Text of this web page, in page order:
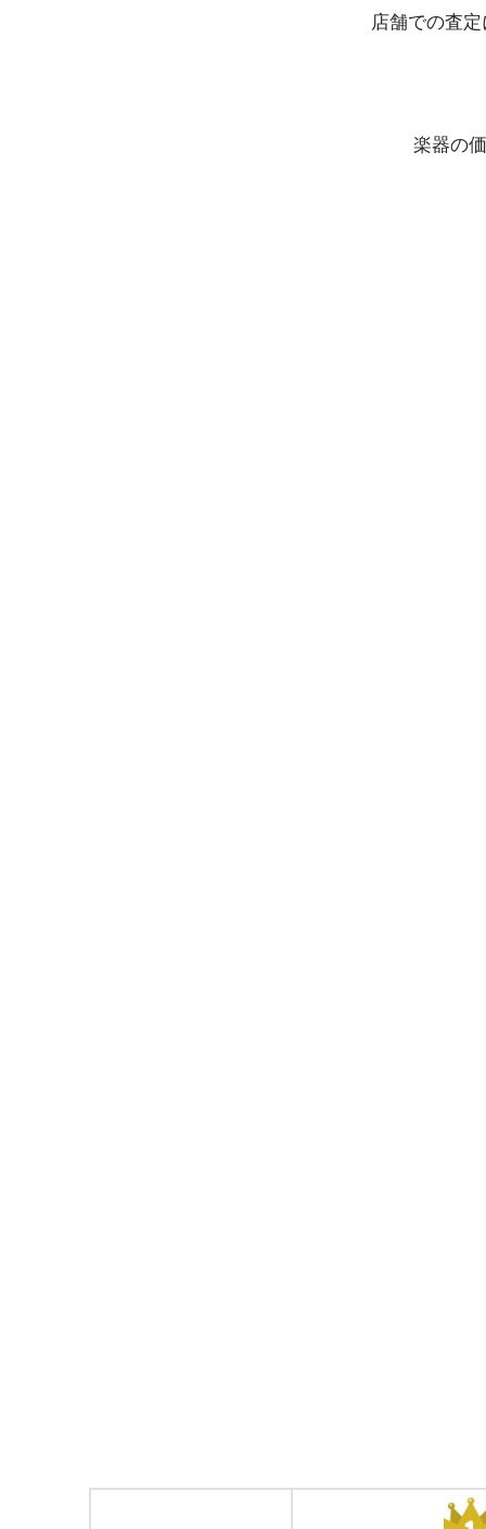
店舗での査
楽器の